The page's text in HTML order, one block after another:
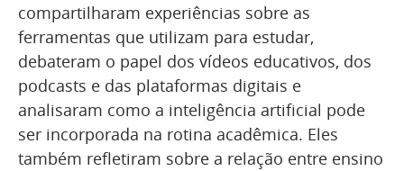
compartilharam experiências sobre as
ferramentas que utilizam para estudar,
debateram o papel dos vídeos educativos, dos
podcasts e das plataformas digitais e
analisaram como a inteligência artificial pode
ser incorporada na rotina acadêmica. Eles
também refletiram sobre a relação entre ensino